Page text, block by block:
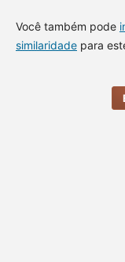
Você também pode
similaridadepara